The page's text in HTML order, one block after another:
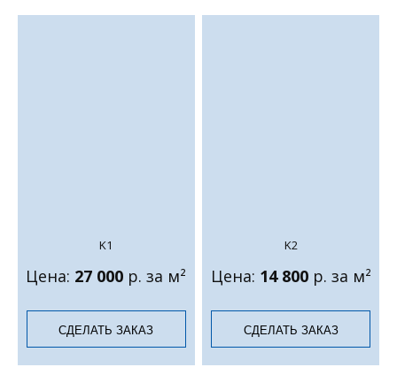
K1
Цена: 27 000 р. за м²
СДЕЛАТЬ ЗАКАЗ
K2
Цена: 14 800р. за м²
СДЕЛАТЬ ЗАКАЗ